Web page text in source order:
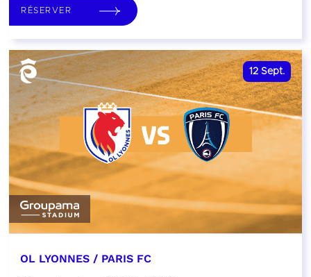
RÉSERVER
12 Sept.
OL LYONNES / PARIS FC